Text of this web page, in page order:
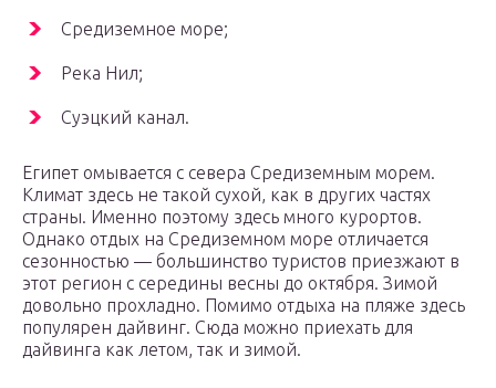
Средиземное море;
Река Нил;
Суэцкий канал.
Египет омывается с севера Средиземным морем.
Климат здесь не такой сухой, как в других частях
страны. Именно поэтому здесь много курортов.
Однако отдых на Средиземном море отличается
сезонностью — большинство туристов приезжают в
этот регион с середины весны до октября. Зимой
довольно прохладно. Помимо отдыха на пляже здесь
популярен дайвинг. Сюда можно приехать для
дайвинга как летом, так и зимой.